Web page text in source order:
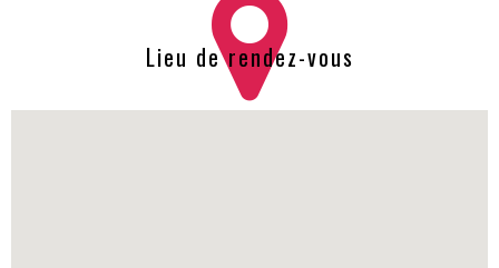
Lieu de rendez-vous